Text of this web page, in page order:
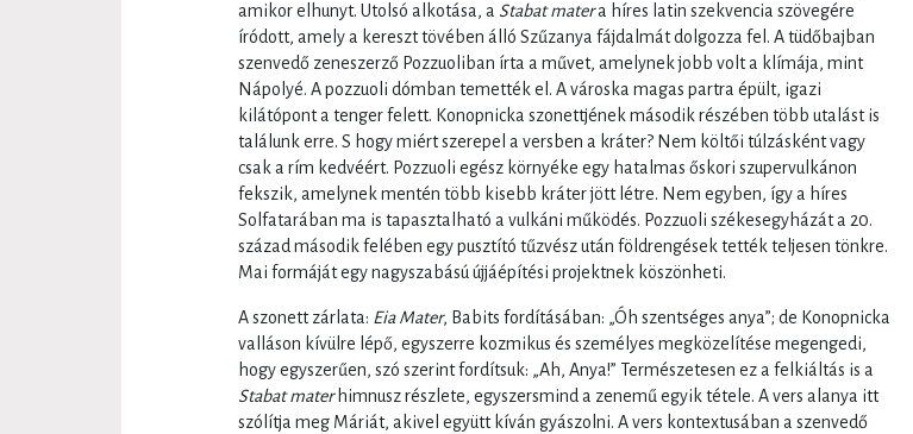
amikor elhunyt. Utolsó alkotása, a Stabat matera híres latin szekvencia szövegére
íródott, amely a kereszt tövében álló Szűzanya fájdalmát dolgozza fel. A tüdőbajban
szenvedő zeneszerző Pozzuoliban írta a művet, amelynek jobb volt a klímája, mint
Nápolyé. A pozzuoli dómban temették el. A városka magas partra épült, igazi
kilátópont a tenger felett. Konopnicka szonettjének második részében több utalást is
találunk erre. S hogy miért szerepel a versben a kráter? Nem költői túlzásként vagy
csak a rím kedvéért. Pozzuoli egész környéke egy hatalmas őskori szupervulkánon
fekszik, amelynek mentén több kisebb kráter jött létre. Nem egyben, így a híres
Solfatarában ma is tapasztalható a vulkáni működés. Pozzuoli székesegyházát a 20.
század második felében egy pusztító tűzvész után földrengések tették teljesen tönkre.
Mai formáját egy nagyszabású újjáépítési projektnek köszönheti.
A szonett zárlata: Eia Mater, Babits fordításában: „Óh szentséges anya”; de Konopnicka
valláson kívülre lépő, egyszerre kozmikus és személyes megközelítése megengedi,
hogy egyszerűen, szó szerint fordítsuk: „Ah, Anya!” Természetesen ez a felkiáltás is a
Stabat materhimnusz részlete, egyszersmind a zenemű egyik tétele. A vers alanya itt
szólítja meg Máriát, akivel együtt kíván gyászolni. A vers kontextusában a szenvedő